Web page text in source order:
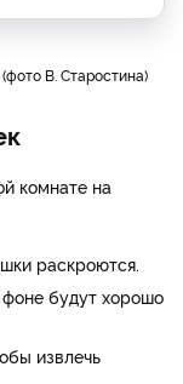
В. Старостина)
комнате на
раскроются.
будут хорошо
извлечь